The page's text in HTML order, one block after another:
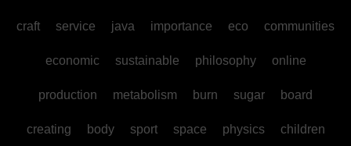
craft service java importance eco communities
economic sustainable philosophy online
production metabolism burn sugar board
creating body sport space physics children